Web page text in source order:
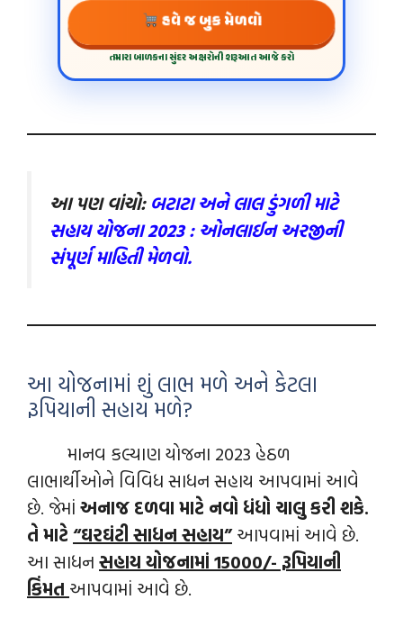
હવે જ બુક મેળવો
તમારા બાળકના સુંદર અક્ષરોની શરૂઆત આજે કરો
આ પણ વાંચો: બટાટા અને લાલ ડુંગળી માટે
સહાય યોજના 2023 : ઓનલાઈન અરજીની
સંપૂર્ણ માહિતી મેળવો.
આ યોજનામાં શું લાભ મળે અને કેટલા
રૂપિયાની સહાય મળે?
માનવ કલ્યાણ યોજના 2023 હેઠળ
લાભાર્થીઓને વિવિધ સાધન સહાય આપવામાં આવે
છે. જેમાં અનાજ દળવા માટે નવો ધંધો ચાલુ કરી શકે.
તે માટે “ઘરઘંટી સાધન સહાય”આપવામાં આવે છે.
આ સાધન સહાય યોજનામાં 15000/- રૂપિયાની
કિંમત આપવામાં આવે છે.